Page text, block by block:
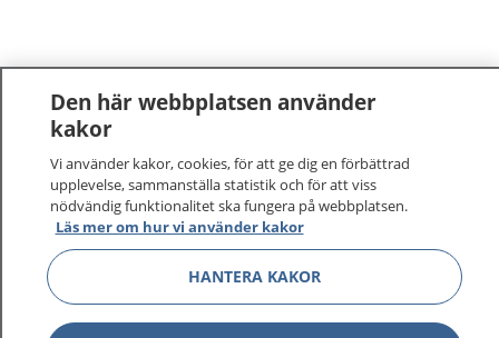
Den här webbplatsen använder
kakor
Vi använder kakor, cookies, för att ge dig en förbättrad
upplevelse, sammanställa statistik och för att viss
nödvändig funktionalitet ska fungera på webbplatsen.
Läs mer om hur vi använder kakor
HANTERA KAKOR